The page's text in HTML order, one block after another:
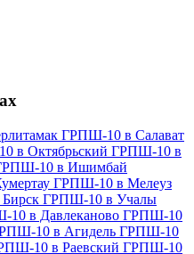
ГРПШ-10 в Салават
в Октябрьский ГРПШ-10 в
10 в Ишимбай
ГРПШ-10 в Мелеуз
ГРПШ-10 в Учалы
в Давлеканово ГРПШ-10
10 в Агидель ГРПШ-10
10 в Раевский ГРПШ-10